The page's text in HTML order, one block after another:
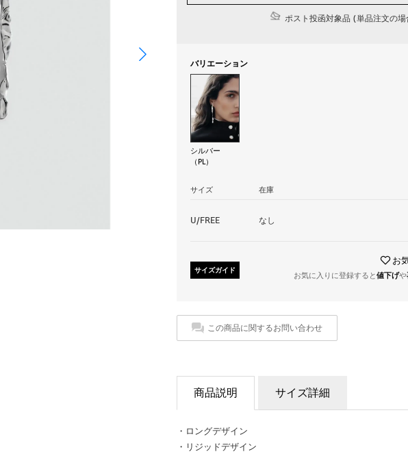
ポスト投函対象品 (単品注文の場
バリエーション
シルバー
（PL）
サイズ 在庫
U/FREE なし
サイズガイド
お
お気に入りに登録すると値下げや
この商品に関するお問い合わせ
商品説明 サイズ詳細
・ロングデザイン
・リジッドデザイン